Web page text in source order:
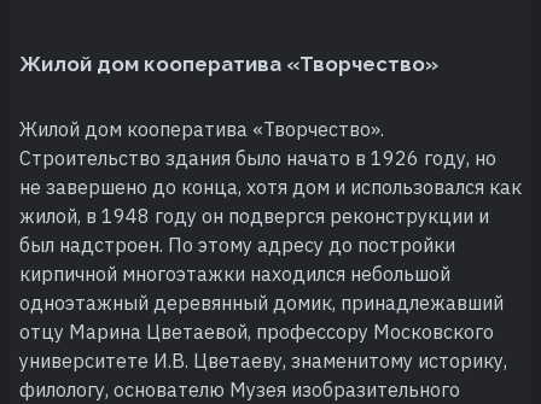
Жилой дом кооператива «Творчество»
Жилой дом кооператива «Творчество».
Строительство здания было начато в 1926 году, но
не завершено до конца, хотя дом и использовался как
жилой, в 1948 году он подвергся реконструкции и
был надстроен. По этому адресу до постройки
кирпичной многоэтажки находился небольшой
одноэтажный деревянный домик, принадлежавший
отцу Марина Цветаевой, профессору Московского
университете И.В. Цветаеву, знаменитому историку,
филологу, основателю Музея изобразительного